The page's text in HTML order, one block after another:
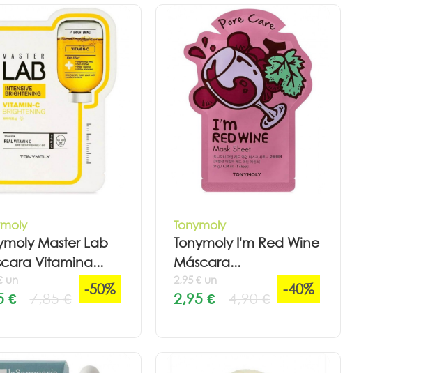
Master Lab
Vitamina...
un
€ 7,85 €
-50%
Tonymoly
Tonymoly I'm Red Wine
Máscara...
2,95 € un
2,95 € 4,90 €
-40%